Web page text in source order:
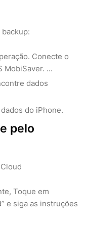
Conecte o
MobiSaver. ...
dados
do iPhone.
pelo
Toque em
e siga as instruções